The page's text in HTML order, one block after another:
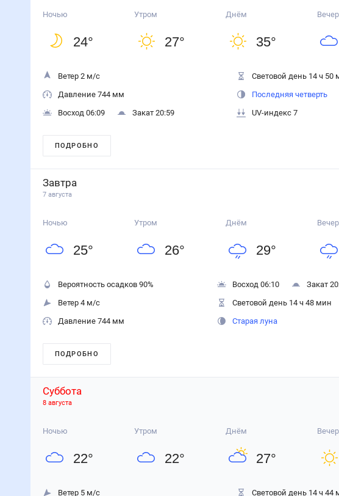
Ночью
24°
Утром
27°
Днём
35°
Ветер 2 м/с
Давление 744 мм
Восход 06:09
Закат 20:59
Световой день 14 ч 50
Последняя четверть
UV-индекс 7
ПОДРОБНО
Завтра
7 августа
Ночью
25°
Утром
26°
Днём
29°
Вероятность осадков 90%
Ветер 4 м/с
Давление 744 мм
Восход 06:10
Закат
Световой день 14 ч 48 мин
Старая луна
ПОДРОБНО
Суббота
8 августа
Ночью
22°
Утром
22°
Днём
27°
Ветер 5 м/с
Световой день 14 ч 44